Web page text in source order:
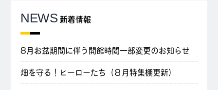
NEWS 新着情報
8月お盆期間に伴う開館時間一部変更のお知らせ
畑を守る！ヒーローたち（８月特集棚更新）